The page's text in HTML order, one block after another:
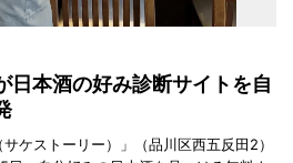
日本酒の好み診断サイトを自
ケストーリー）」（品川区西五反田2）